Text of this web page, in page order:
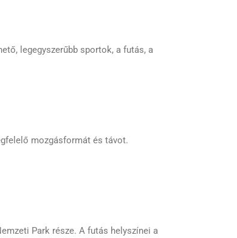
legegyszerűbb sportok, a futás, a
mozgásformát és távot.
Park része. A futás helyszínei a